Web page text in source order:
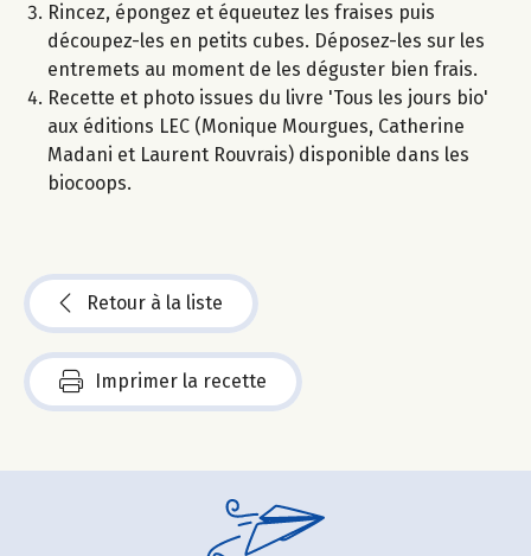
Rincez, épongez et équeutez les fraises puis
découpez-les en petits cubes. Déposez-les sur les
entremets au moment de les déguster bien frais.
Recette et photo issues du livre 'Tous les jours bio'
aux éditions LEC (Monique Mourgues, Catherine
Madani et Laurent Rouvrais) disponible dans les
biocoops.
Retour à la liste
Imprimer la recette